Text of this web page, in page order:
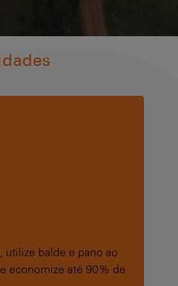
utilize balde e pano ao
economize até 90% de